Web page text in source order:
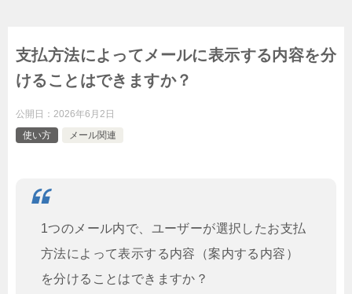
支払方法によってメールに表示する内容を分
けることはできますか？
公開日： 2026年6月2日
使い方
メール関連
1つのメール内で、ユーザーが選択したお支払
方法によって表示する内容（案内する内容）
を分けることはできますか？